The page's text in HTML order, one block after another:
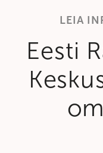
LEIA
Eesti